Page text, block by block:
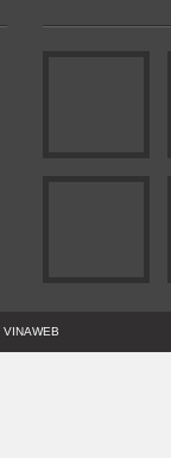
VINAWEB